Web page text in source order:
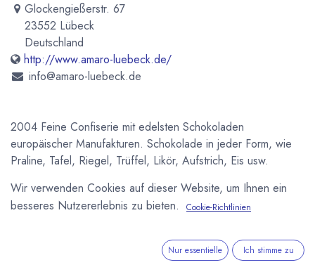
Glockengießerstr. 67
23552 Lübeck
Deutschland
http://www.amaro-luebeck.de/
info@amaro-luebeck.de
2004 Feine Confiserie mit edelsten Schokoladen
europäischer Manufakturen. Schokolade in jeder Form, wie
Praline, Tafel, Riegel, Trüffel, Likör, Aufstrich, Eis usw.
vorhanden.
Kostenlose News - 1 Mal pro Monat:
Wir verwenden Cookies auf dieser Website, um Ihnen ein
besseres Nutzererlebnis zu bieten.
Cookie-Richtlinien
Nur essentielle Ich stimme zu